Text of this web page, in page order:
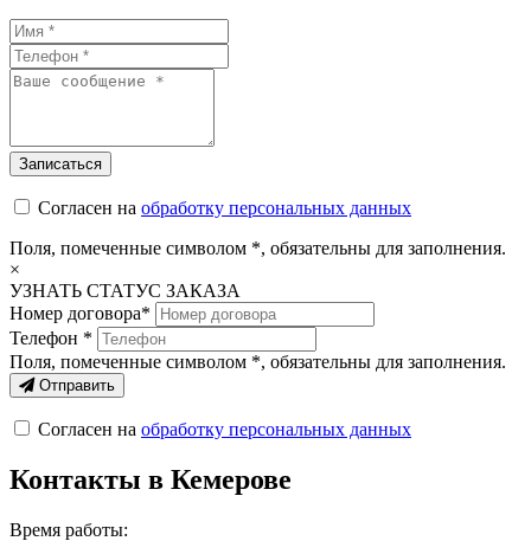
Согласен на обработку персональных данных
Поля, помеченные символом *, обязательны для заполнения.
×
УЗНАТЬ СТАТУС ЗАКАЗА
Номер договора*
Телефон *
Поля, помеченные символом *, обязательны для заполнения.
Отправить
Согласен на обработку персональных данных
Контакты в Кемерове
Время работы: